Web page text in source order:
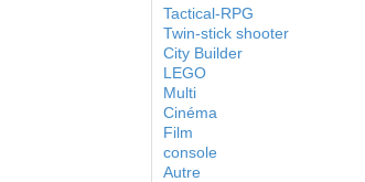
Tactical-RPG
Twin-stick shooter
City Builder
LEGO
Multi
Cinéma
Film
console
Autre